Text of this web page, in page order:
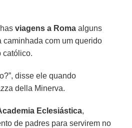
viagens a Roma alguns
caminhada com um querido
católico.
disse ele quando
della Minerva.
Eclesiástica,
de padres para servirem no